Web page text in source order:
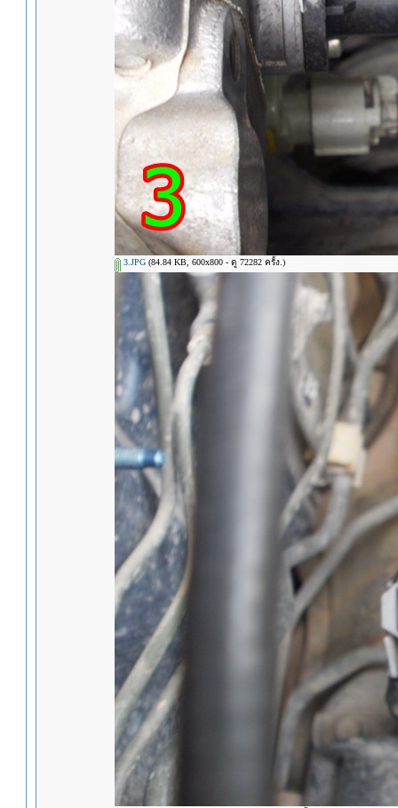
3.JPG(84.84 KB, 600x800 - ดู 72282 ครั้ง.)